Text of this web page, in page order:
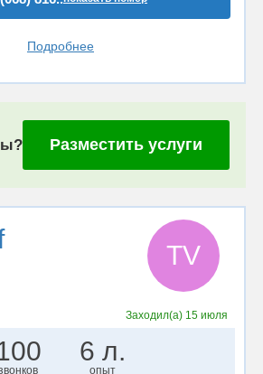
Подробнее
Разместить услуги
TV
Заходил(а) 15 июля
6 л.
опыт